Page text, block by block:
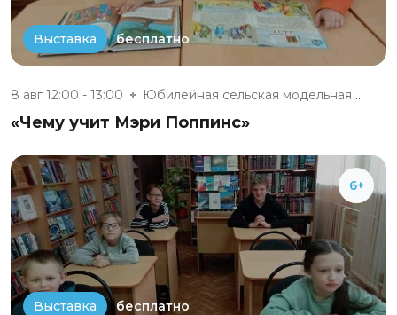
Выставка бесплатно
8 авг 12:00 - 13:00 Юбилейная сельская модельная б...
«Чему учит Мэри Поппинс»
6+
Выставка бесплатно